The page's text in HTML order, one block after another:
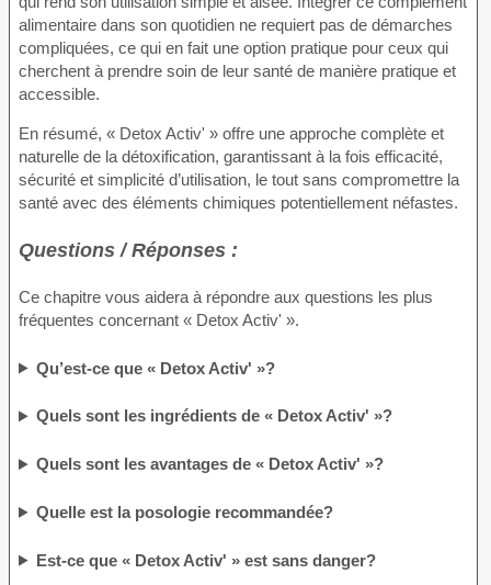
alimentaire dans son quotidien ne requiert pas de démarches
compliquées, ce qui en fait une option pratique pour ceux qui
cherchent à prendre soin de leur santé de manière pratique et
accessible.
En résumé, « Detox Activ' » offre une approche complète et
naturelle de la détoxification, garantissant à la fois efficacité,
sécurité et simplicité d’utilisation, le tout sans compromettre la
santé avec des éléments chimiques potentiellement néfastes.
Questions / Réponses :
Ce chapitre vous aidera à répondre aux questions les plus
fréquentes concernant « Detox Activ' ».
Qu’est-ce que « Detox Activ' »?
Quels sont les ingrédients de « Detox Activ' »?
Quels sont les avantages de « Detox Activ' »?
Quelle est la posologie recommandée?
Est-ce que « Detox Activ' » est sans danger?